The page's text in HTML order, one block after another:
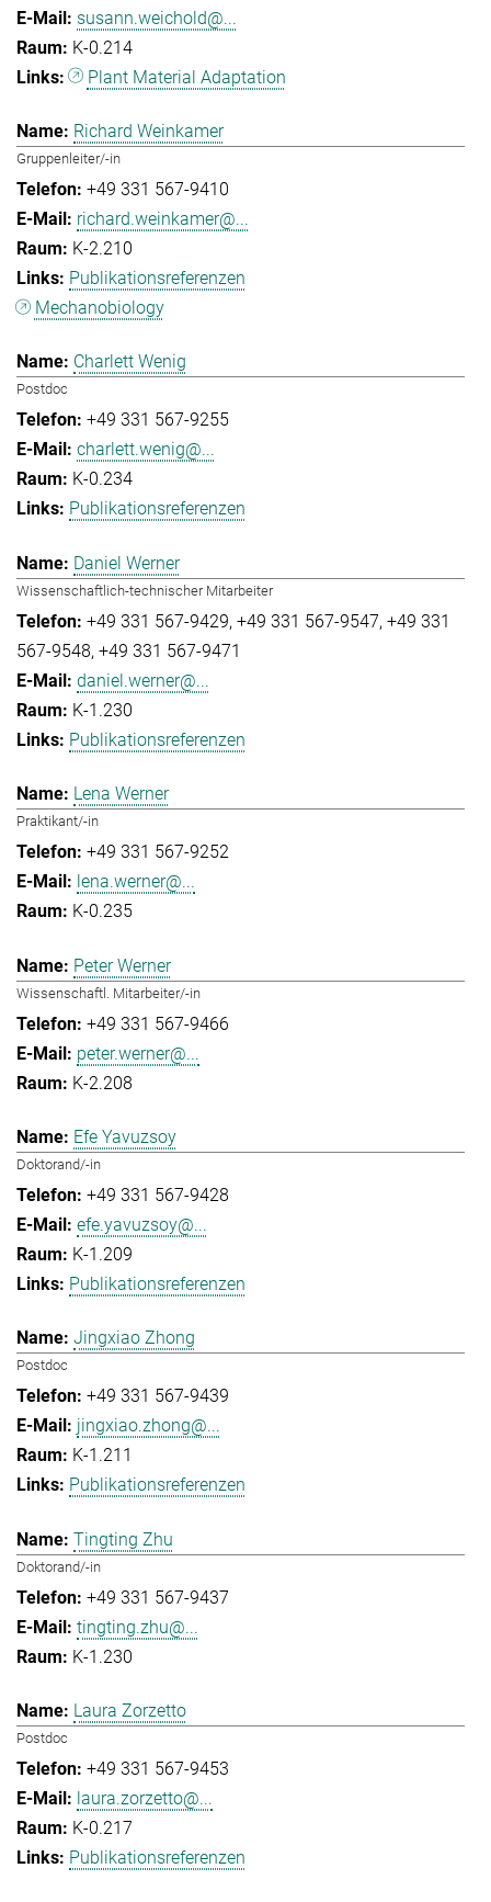
susann.weichold@...
K-0.214
Plant Material Adaptation
Richard Weinkamer
Gruppenleiter/-in
+49 331 567-9410
richard.weinkamer@...
K-2.210
Publikationsreferenzen
Mechanobiology
Charlett Wenig
Postdoc
+49 331 567-9255
charlett.wenig@...
K-0.234
Publikationsreferenzen
Daniel Werner
Wissenschaftlich-technischer Mitarbeiter
+49 331 567-9429 +49 331 567-9547 +49 331
567-9548 +49 331 567-9471
daniel.werner@...
K-1.230
Publikationsreferenzen
Lena Werner
Praktikant/-in
+49 331 567-9252
lena.werner@...
K-0.235
Peter Werner
Wissenschaftl. Mitarbeiter/-in
+49 331 567-9466
peter.werner@...
K-2.208
Efe Yavuzsoy
Doktorand/-in
+49 331 567-9428
efe.yavuzsoy@...
K-1.209
Publikationsreferenzen
Jingxiao Zhong
Postdoc
+49 331 567-9439
jingxiao.zhong@...
K-1.211
Publikationsreferenzen
Tingting Zhu
Doktorand/-in
+49 331 567-9437
tingting.zhu@...
K-1.230
Laura Zorzetto
Postdoc
+49 331 567-9453
laura.zorzetto@...
K-0.217
Publikationsreferenzen